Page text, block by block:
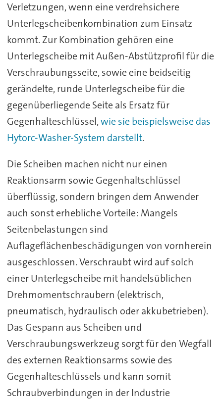
Verletzungen, wenn eine verdrehsichere
Unterlegscheibenkombination zum Einsatz
kommt. Zur Kombination gehören eine
Unterlegscheibe mit Außen-Abstützprofil für die
Verschraubungsseite, sowie eine beidseitig
gerändelte, runde Unterlegscheibe für die
gegenüberliegende Seite als Ersatz für
Gegenhalteschlüssel,wie sie beispielsweise das
Hytorc-Washer-System darstellt.
Die Scheiben machen nicht nur einen
Reaktionsarm sowie Gegenhaltschlüssel
überflüssig, sondern bringen dem Anwender
auch sonst erhebliche Vorteile: Mangels
Seitenbelastungen sind
Auflageflächenbeschädigungen von vornherein
ausgeschlossen. Verschraubt wird auf solch
einer Unterlegscheibe mit handelsüblichen
Drehmomentschraubern (elektrisch,
pneumatisch, hydraulisch oder akkubetrieben).
Das Gespann aus Scheiben und
Verschraubungswerkzeug sorgt für den Wegfall
des externen Reaktionsarms sowie des
Gegenhalteschlüssels und kann somit
Schraubverbindungen in der Industrie